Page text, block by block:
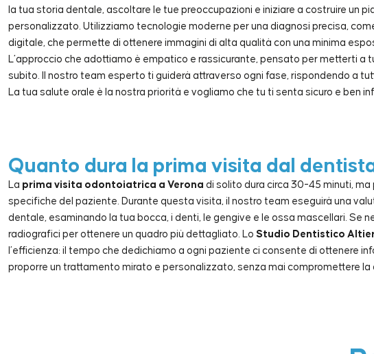
la tua storia dentale, ascoltare le tue preoccupazioni e iniziare a costruire un
personalizzato. Utilizziamo tecnologie moderne per una diagnosi precisa,
digitale, che permette di ottenere immagini di alta qualità con una minima
L’approccio che adottiamo è empatico e rassicurante, pensato per metterti a
subito. Il nostro team esperto ti guiderà attraverso ogni fase, rispondendo a
La tua salute orale è la nostra priorità e vogliamo che tu ti senta sicuro e ben
Quanto dura la prima visita dal
La prima visita odontoiatrica a Verona di solito dura circa 30-45 minuti,
specifiche del paziente. Durante questa visita, il nostro team eseguirà una
dentale, esaminando la tua bocca, i denti, le gengive e le ossa mascellari. Se
radiografici per ottenere un quadro più dettagliato. Lo Studio Dentistico
l’efficienza: il tempo che dedichiamo a ogni paziente ci consente di ottenere
proporre un trattamento mirato e personalizzato, senza mai compromettere la